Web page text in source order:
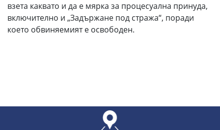
взета каквато и да е мярка за процесуална принуда,
включително и „Задържане под стража“, поради
което обвиняемият е освободен.